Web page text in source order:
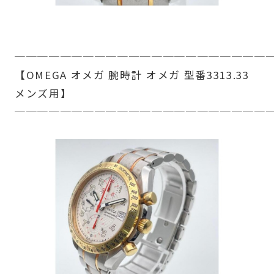
【OMEGA オメガ 腕時計 オメガ 型番3313.33
メンズ用】